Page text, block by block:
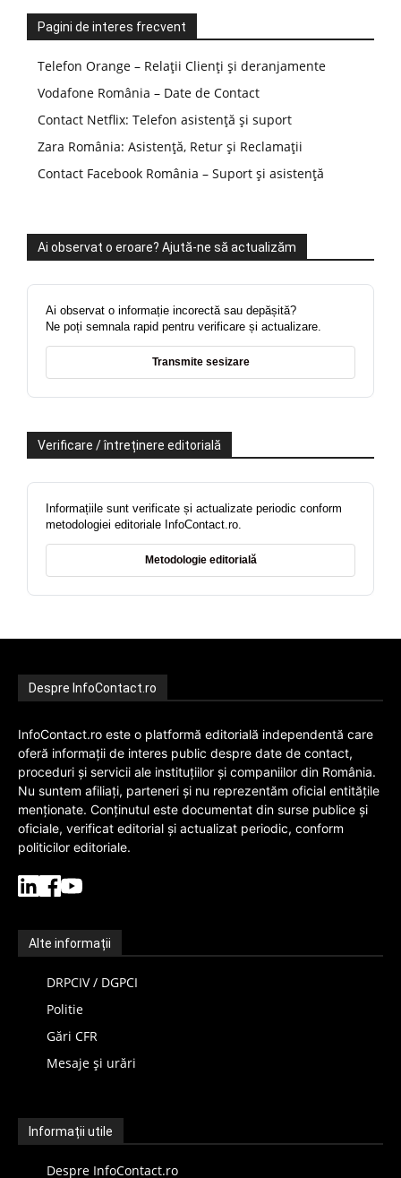
Pagini de interes frecvent
Telefon Orange – Relații Clienți și deranjamente
Vodafone România – Date de Contact
Contact Netflix: Telefon asistență și suport
Zara România: Asistență, Retur și Reclamații
Contact Facebook România – Suport și asistență
Ai observat o eroare? Ajută-ne să actualizăm
Ai observat o informație incorectă sau depășită?
Ne poți semnala rapid pentru verificare și actualizare.
Transmite sesizare
Verificare / întreținere editorială
Informațiile sunt verificate și actualizate periodic conform
metodologiei editoriale InfoContact.ro.
Metodologie editorială
Despre InfoContact.ro
InfoContact.ro este o platformă editorială independentă care
oferă informații de interes public despre date de contact,
proceduri și servicii ale instituțiilor și companiilor din România.
Nu suntem afiliați, parteneri și nu reprezentăm oficial entitățile
menționate. Conținutul este documentat din surse publice și
oficiale, verificat editorial și actualizat periodic, conform
politicilor editoriale.
Alte informații
DRPCIV / DGPCI
Politie
Gări CFR
Mesaje și urări
Informații utile
Despre InfoContact.ro